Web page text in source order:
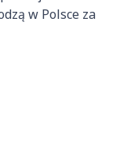
w Polsce za